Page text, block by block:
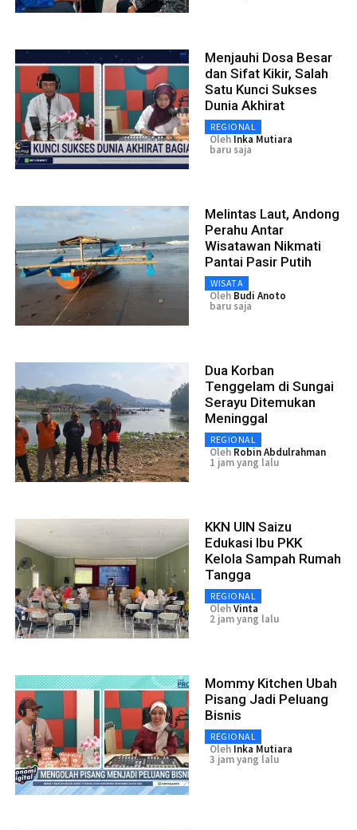
Menjauhi Dosa Besar
dan Sifat Kikir, Salah
Satu Kunci Sukses
Dunia Akhirat
REGIONAL
Oleh Inka Mutiara
baru saja
Melintas Laut, Andong
Perahu Antar
Wisatawan Nikmati
Pantai Pasir Putih
WISATA
Oleh Budi Anoto
baru saja
Dua Korban
Tenggelam di Sungai
Serayu Ditemukan
Meninggal
REGIONAL
Oleh Robin Abdulrahman
1 jam yang lalu
KKN UIN Saizu
Edukasi Ibu PKK
Kelola Sampah Rumah
Tangga
REGIONAL
OlehVinta
2 jam yang lalu
Mommy Kitchen Ubah
Pisang Jadi Peluang
Bisnis
REGIONAL
Oleh Inka Mutiara
3 jam yang lalu